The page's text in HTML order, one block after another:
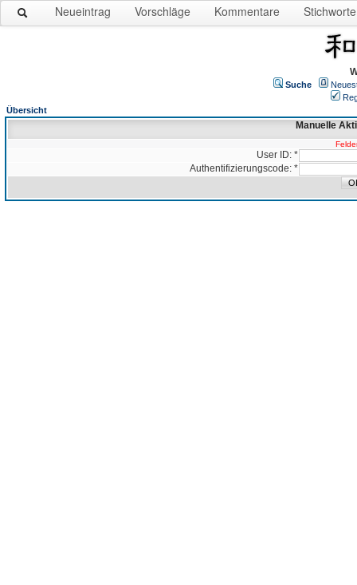
Neueintrag Vorschläge Kommentare Stichworte
Suche
Übersicht
Manuelle
User ID: *
Authentifizierungscode: *